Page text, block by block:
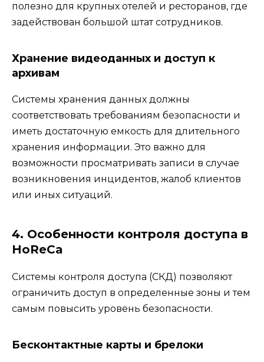
полезно для крупных отелей и ресторанов, где
задействован большой штат сотрудников.
Хранение видеоданных и доступ к
архивам
Системы хранения данных должны
соответствовать требованиям безопасности и
иметь достаточную емкость для длительного
хранения информации. Это важно для
возможности просматривать записи в случае
возникновения инцидентов, жалоб клиентов
или иных ситуаций.
4. Особенности контроля доступа в
HoReCa
Системы контроля доступа (СКД) позволяют
ограничить доступ в определенные зоны и тем
самым повысить уровень безопасности.
Бесконтактные карты и брелоки